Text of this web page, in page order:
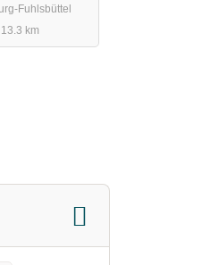
Fuhlsbüttel
13.3 km